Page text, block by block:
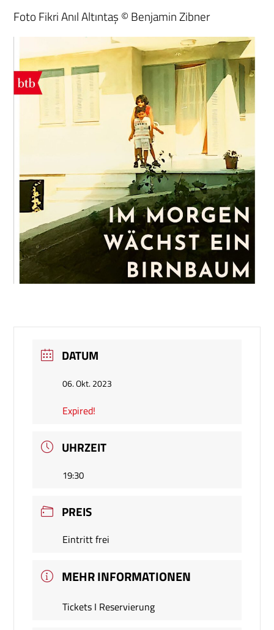
Foto Fikri Anıl Altıntaş © Benjamin Zibner
DATUM
06. Okt. 2023
Expired!
UHRZEIT
19:30
PREIS
Eintritt frei
MEHR INFORMATIONEN
Tickets I Reservierung